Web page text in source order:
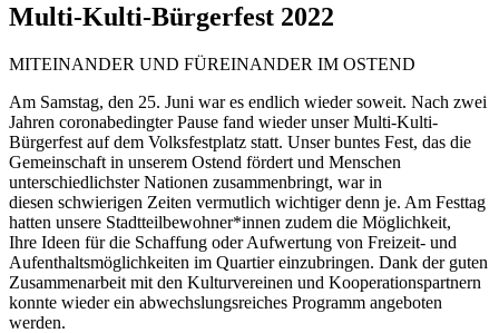
Multi-Kulti-Bürgerfest 2022
MITEINANDER UND FÜREINANDER IM OSTEND
Am Samstag, den 25. Juni war es endlich wieder soweit. Nach zwei
Jahren coronabedingter Pause fand wieder unser Multi-Kulti-
Bürgerfest auf dem Volksfestplatz statt. Unser buntes Fest, das die
Gemeinschaft in unserem Ostend fördert und Menschen
unterschiedlichster Nationen zusammenbringt, war in
diesen schwierigen Zeiten vermutlich wichtiger denn je. Am Festtag
hatten unsere Stadtteilbewohner*innen zudem die Möglichkeit,
Ihre Ideen für die Schaffung oder Aufwertung von Freizeit- und
Aufenthaltsmöglichkeiten im Quartier einzubringen. Dank der guten
Zusammenarbeit mit den Kulturvereinen und Kooperationspartnern
konnte wieder ein abwechslungsreiches Programm angeboten
werden.